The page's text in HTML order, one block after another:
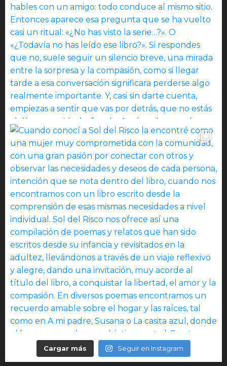
Cargar más Seguir en Instagram